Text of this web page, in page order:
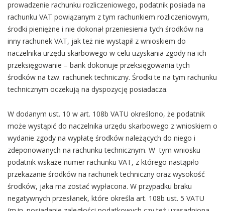
prowadzenie rachunku rozliczeniowego, podatnik posiada na
rachunku VAT powiązanym z tym rachunkiem rozliczeniowym,
środki pieniężne i nie dokonał przeniesienia tych środków na
inny rachunek VAT, jak też nie wystąpił z wnioskiem do
naczelnika urzędu skarbowego w celu uzyskania zgody na ich
przeksięgowanie – bank dokonuje przeksięgowania tych
środków na tzw. rachunek techniczny. Środki te na tym rachunku
technicznym oczekują na dyspozycję posiadacza.
W dodanym ust. 10 w art. 108b VATU określono, że podatnik
może wystąpić do naczelnika urzędu skarbowego z wnioskiem o
wydanie zgody na wypłatę środków należących do niego i
zdeponowanych na rachunku technicznym. W tym wniosku
podatnik wskaże numer rachunku VAT, z którego nastąpiło
przekazanie środków na rachunek techniczny oraz wysokość
środków, jaka ma zostać wypłacona. W przypadku braku
negatywnych przesłanek, które określa art. 108b ust. 5 VATU